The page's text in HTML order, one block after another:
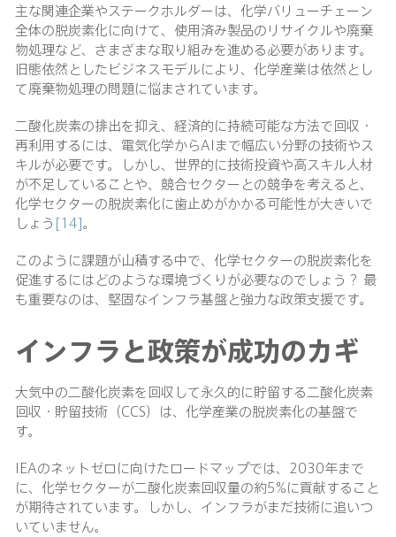
主な関連企業やステークホルダーは、化学バリューチェーン
全体の脱炭素化に向けて、使用済み製品のリサイクルや廃棄
物処理など、さまざまな取り組みを進める必要があります。
旧態依然としたビジネスモデルにより、化学産業は依然とし
て廃棄物処理の問題に悩まされています。
二酸化炭素の排出を抑え、経済的に持続可能な方法で回収・
再利用するには、電気化学からAIまで幅広い分野の技術やス
キルが必要です。しかし、世界的に技術投資や高スキル人材
が不足していることや、競合セクターとの競争を考えると、
化学セクターの脱炭素化に歯止めがかかる可能性が大きいで
しょう [14]。
このように課題が山積する中で、化学セクターの脱炭素化を
促進するにはどのような環境づくりが必要なのでしょう？ 最
も重要なのは、堅固なインフラ基盤と強力な政策支援です。
インフラと政策が成功のカギ
大気中の二酸化炭素を回収して永久的に貯留する二酸化炭素
回収・貯留技術（CCS）は、化学産業の脱炭素化の基盤で
す。
IEAのネットゼロに向けたロードマップでは、2030年まで
に、化学セクターが二酸化炭素回収量の約5%に貢献すること
が期待されています。しかし、インフラがまだ技術に追いつ
いていません。